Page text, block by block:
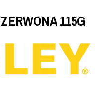
115G